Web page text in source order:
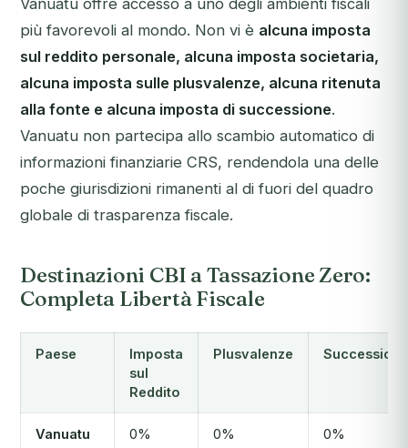
Vanuatu offre accesso a uno degli ambienti fiscali
più favorevoli al mondo. Non vi è alcuna imposta
sul reddito personale, alcuna imposta societaria,
alcuna imposta sulle plusvalenze, alcuna ritenuta
alla fonte e alcuna imposta di successione.
Vanuatu non partecipa allo scambio automatico di
informazioni finanziarie CRS, rendendola una delle
poche giurisdizioni rimanenti al di fuori del quadro
globale di trasparenza fiscale.
Destinazioni CBI a Tassazione Zero:
Completa Libertà Fiscale
Paese
Imposta
sul
Reddito
Plusvalenze Successione
Vanuatu 0% 0% 0%